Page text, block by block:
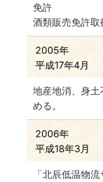
免許
酒類販売免許取
2005年
平成17年4月
地産地消、身
める。
2006年
平成18年3月
「北辰低温物